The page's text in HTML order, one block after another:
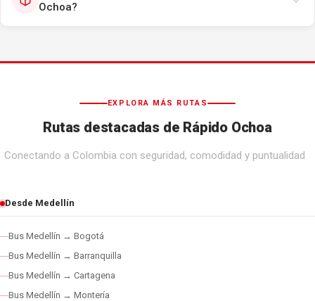
Ochoa?
EXPLORA MÁS RUTAS
Rutas destacadas de Rápido Ochoa
Conectando a Colombia con seguridad, comodidad y puntualidad
Desde Medellín
Bus Medellín → Bogotá
Bus Medellín → Barranquilla
Bus Medellín → Cartagena
Bus Medellín → Montería